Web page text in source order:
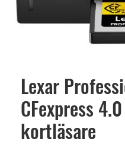
Lexar
CFexpress
kortläsare
Skip
beginning
images